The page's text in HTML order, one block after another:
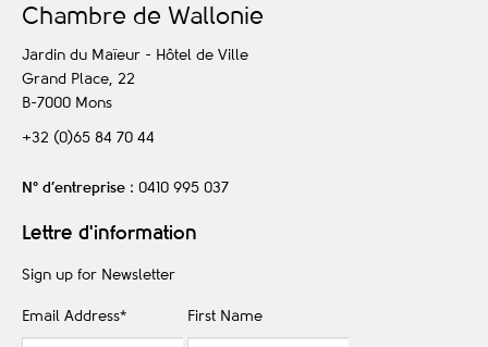
Chambre de Wallonie
Jardin du Maïeur - Hôtel de Ville
Grand Place, 22
B-7000 Mons
+32 (0)65 84 70 44
N° d’entreprise : 0410 995 037
Lettre d'information
Sign up for Newsletter
Email Address* First Name